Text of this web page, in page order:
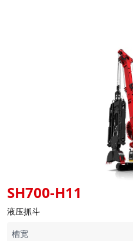
SH700-H11
液压抓斗
槽宽